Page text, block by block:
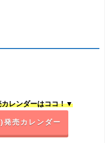
レンダーはココ！▼
売カレンダー